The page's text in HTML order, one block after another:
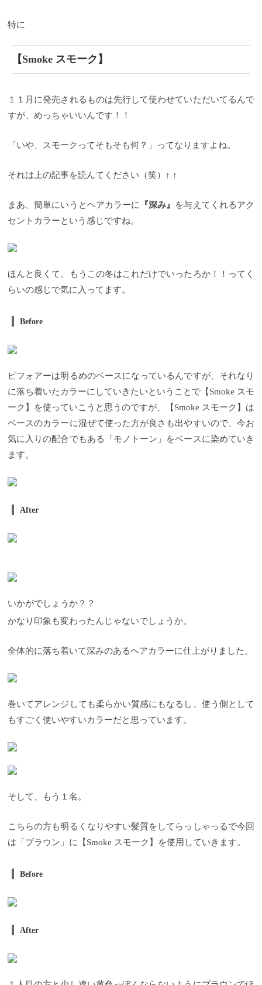
特に
【Smoke スモーク】
１１月に発売されるものは先行して使わせていただいてるんで
すが、めっちゃいいんです！！
「いや、スモークってそもそも何？」ってなりますよね。
それは上の記事を読んてください（笑）↑ ↑
まあ、簡単にいうとヘアカラーに 『深み』 を与えてくれるアク
セントカラーという感じですね。
ほんと良くて、もうこの冬はこれだけでいったろか！！ってく
らいの感じで気に入ってます。
Before
ビフォアーは明るめのベースになっているんですが、それなり
に落ち着いたカラーにしていきたいということで【Smoke スモ
ーク】を使っていこうと思うのですが、【Smoke スモーク】は
ベースのカラーに混ぜて使った方が良さも出やすいので、今お
気に入りの配合でもある「モノトーン」をベースに染めていき
ます。
After
いかがでしょうか？？
かなり印象も変わったんじゃないでしょうか。
全体的に落ち着いて深みのあるヘアカラーに仕上がりました。
巻いてアレンジしても柔らかい質感にもなるし、使う側として
もすごく使いやすいカラーだと思っています。
そして、もう１名。
こちらの方も明るくなりやすい髪質をしてらっしゃっるで今回
は「ブラウン」に【Smoke スモーク】を使用していきます。
Before
After